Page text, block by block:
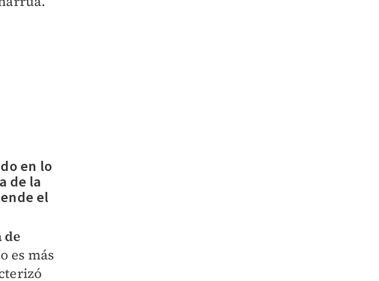
en lo
de la
el
de
es más